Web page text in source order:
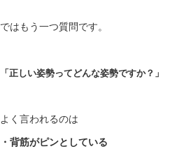
ではもう一つ質問です。
「正しい姿勢ってどんな姿勢ですか？」
よく言われるのは
・背筋がピンとしている